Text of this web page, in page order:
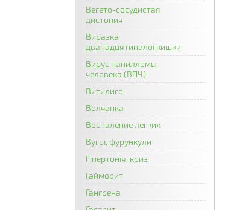
Вегето-сосудистая
дистония
Виразка
дванадцятипалої кишки
Вирус папилломы
человека (ВПЧ)
Витилиго
Волчанка
Воспаление легких
Вугрі, фурункули
Гіпертонія, криз
Гайморит
Гангрена